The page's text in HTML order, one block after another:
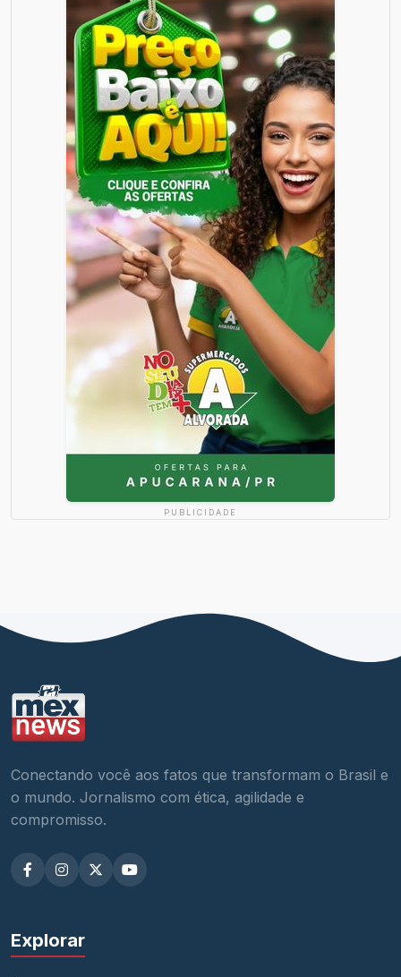
PUBLICIDADE
Conectando você aos fatos que transformam o Brasil e
o mundo. Jornalismo com ética, agilidade e
compromisso.
Explorar